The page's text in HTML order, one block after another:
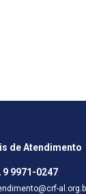
de Atendimento
9 9971-0247